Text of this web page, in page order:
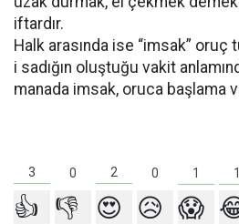
iftardır.
Halk arasında ise “imsak”
i sadığın oluştuğu vakit
manada imsak, oruca başlama
3 0 2 0 1 1
👍 👎 😍 😥 😱